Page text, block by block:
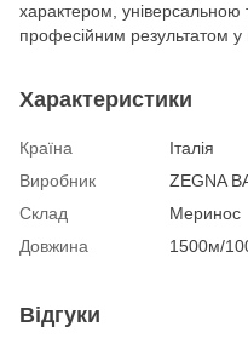
характером,
професійним результатом у
Характеристики
Країна
Італія
Виробник
ZEGNA
Склад
Меринос
Довжина
1500м/
Відгуки